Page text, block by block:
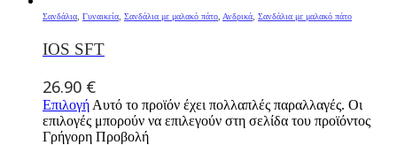
Σανδάλια Γυναικεία Σανδάλια με μαλακό πάτο Ανδρικά Σανδάλια με μαλακό πάτο
IOS SFT
26.90 €
Επιλογή Αυτό το προϊόν έχει πολλαπλές παραλλαγές. Οι
επιλογές μπορούν να επιλεγούν στη σελίδα του προϊόντος
Γρήγορη Προβολή